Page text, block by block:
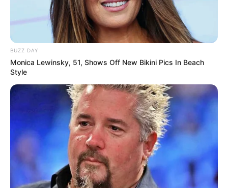
💠 Paraná: R$ 12.563,71 milhões
BUZZ DAY
Monica Lewinsky, 51, Shows Off New Bikini Pics In Beach
Style